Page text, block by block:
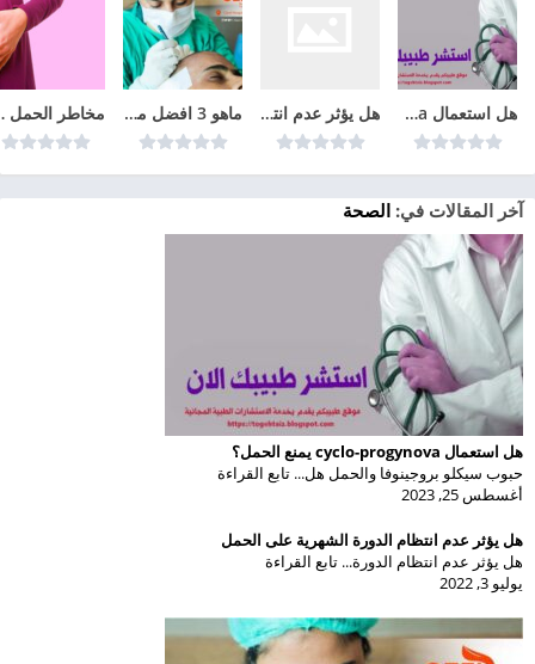
هل استعمال cyclo-progynova يمنع الحمل؟ هل يؤثر عدم انتظام الدورة الشهرية على الحمل ماهو 3 افضل مراكز زراعة الشعر في تركيا عام 2026 مخاطر
آخر المقالات في: الصحة
هل استعمال cyclo-progynova يمنع الحمل؟
حبوب سيكلو بروجينوفا والحمل هل... تابع القراءة
أغسطس 25, 2023
هل يؤثر عدم انتظام الدورة الشهرية على الحمل
هل يؤثر عدم انتظام الدورة... تابع القراءة
يوليو 3, 2022